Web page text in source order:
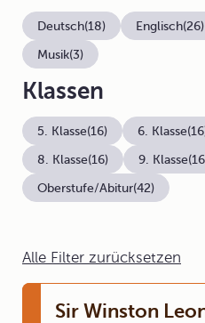
Alle Filter zurücksetzen
Sir Winston
Deutsch(18) Englisch(26)
Musik(3)
Klassen
5. Klasse(16) 6. Klasse
8. Klasse(16) 9. Klasse
Oberstufe/Abitur(42)